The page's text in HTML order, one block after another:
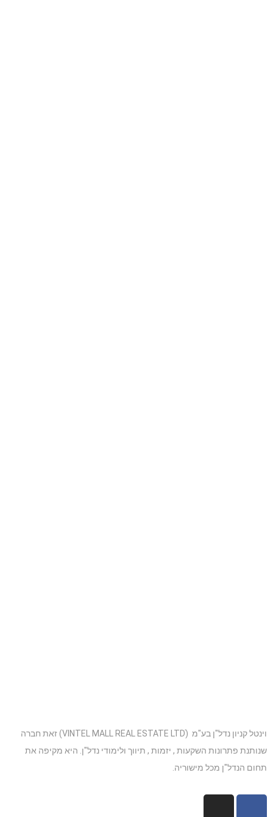
וינטל קניון נדל"ן בע"מ (VINTEL MALL REAL ESTATE LTDׁׂ) זאת חברה
שנותנת פתרונות השקעות , יזמות , תיווך ולימודי נדל"ן. היא מקיפה את
תחום הנדל"ן מכל מישוריה.